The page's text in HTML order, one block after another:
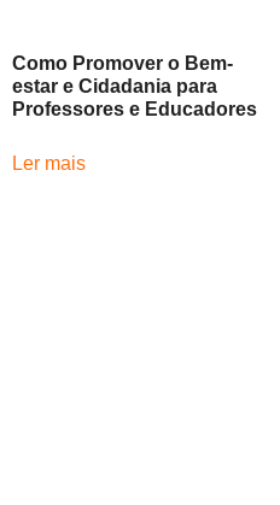
Como Promover o Bem-
estar e Cidadania para
Professores e Educadores
Ler mais